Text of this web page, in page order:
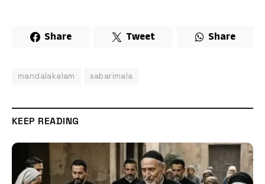
Share Tweet Share
mandalakalam sabarimala
KEEP READING